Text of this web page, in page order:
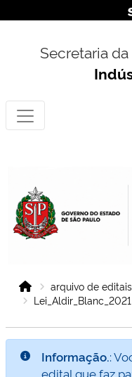
Secretaria da
arquivo de editais
Lei_Aldir_Blanc_2021
Informação.:
edital que faz